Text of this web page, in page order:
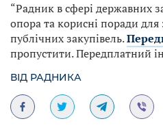
“Радник в сфері державних
опора та корисні поради для
публічних закупівель.
пропустити. Передплатний
ВІД РАДНИКА